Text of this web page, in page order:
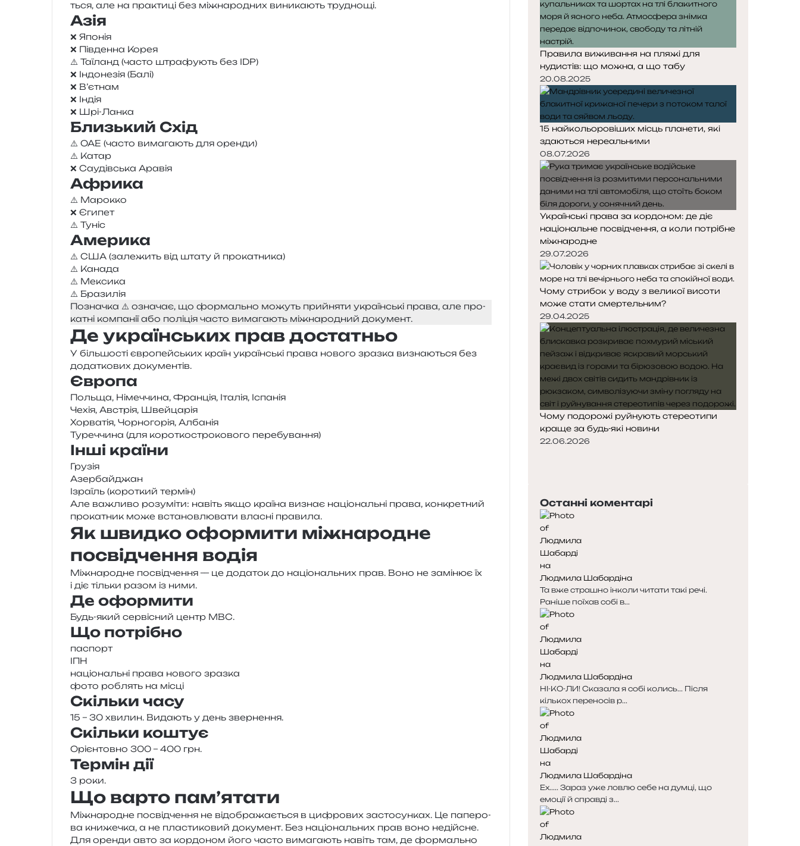
ться, але на пра­кти­ці без між­на­ро­дних вини­ка­ють труднощі.
Азія
❌ Японія
❌ Південна Корея
⚠️ Таїланд (часто штра­фу­ють без IDP)
❌ Індонезія (Балі)
❌ Вʼєтнам
❌ Індія
❌ Шрі-Ланка
Близький Схід
⚠️ ОАЕ (часто вима­га­ють для оренди)
⚠️ Катар
❌ Саудівська Аравія
Африка
⚠️ Марокко
❌ Єгипет
⚠️ Туніс
Америка
⚠️ США (зале­жить від штату й прокатника)
⚠️ Канада
⚠️ Мексика
⚠️ Бразилія
Позначка ⚠️ озна­чає, що фор­маль­но можуть прийня­ти укра­їн­ські права, але про­
ка­тні ком­па­нії або полі­ція часто вима­га­ють між­на­ро­дний документ.
Де українських прав достатньо
У біль­шо­сті євро­пей­ських країн укра­їн­ські права ново­го зраз­ка визна­ю­ться без
дода­тко­вих документів.
Європа
Польща, Німеччина, Франція, Італія, Іспанія
Чехія, Австрія, Швейцарія
Хорватія, Чорногорія, Албанія
Туреччина (для коро­тко­стро­ко­во­го перебування)
Інші країни
Грузія
Азербайджан
Ізраїль (коро­ткий термін)
Але важли­во розу­мі­ти: навіть якщо кра­ї­на визнає націо­наль­ні права, кон­кре­тний
про­ка­тник може вста­нов­лю­ва­ти вла­сні правила.
Як швидко оформити міжнародне
посвідчення водія
Міжнародне посвід­че­н­ня — це дода­ток до націо­наль­них прав. Воно не замі­нює їх
і діє тіль­ки разом із ними.
Де оформити
Будь-який сер­ві­сний центр МВС.
Що потрібно
паспорт
ІПН
націо­наль­ні права ново­го зразка
фото роблять на місці
Скільки часу
15 – 30 хви­лин. Видають у день звернення.
Скільки коштує
Орієнтовно 300 – 400 грн.
Термін дії
3 роки.
Що варто пам’ятати
Міжнародне посвід­че­н­ня не від­обра­жа­є­ться в цифро­вих засто­сун­ках. Це папе­ро­
ва кни­же­чка, а не пла­сти­ко­вий доку­мент. Без націо­наль­них прав воно недій­сне.
Для орен­ди авто за кор­до­ном його часто вима­га­ють навіть там, де фор­маль­но
Правила виживання на пляжі для
нудистів: що можна, а що табу
20.08.2025
15 найкольоровіших місць планети, які
здаються нереальними
08.07.2026
Українські права за кордоном: де діє
національне посвідчення, а коли потрібне
міжнародне
29.07.2026
Чому стрибок у воду з великої висоти
може стати смертельним?
29.04.2025
Чому подорожі руйнують стереотипи
краще за будь-які новини
22.06.2026
Останні коментарі
Людмила Шабардіна
Та вже страшно інколи читати такі речі.
Раніше поїхав собі в...
Людмила Шабардіна
НІ-КО-ЛИ! Сказала я собі колись... Після
кількох переносів р...
Людмила Шабардіна
Ех..... Зараз уже ловлю себе на думці, що
емоції й справді з...